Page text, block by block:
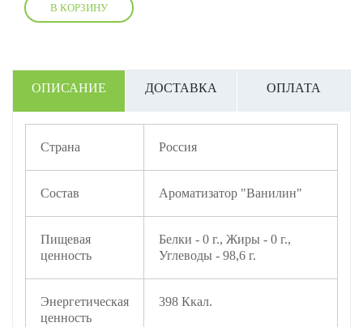
В КОРЗИНУ
ОПИСАНИЕ ДОСТАВКА ОПЛАТА
Страна Россия
Состав Ароматизатор "Ванилин"
Пищевая
ценность
Белки - 0 г., Жиры - 0 г.,
Углеводы - 98,6 г.
Энергетическая
ценность
398 Ккал.